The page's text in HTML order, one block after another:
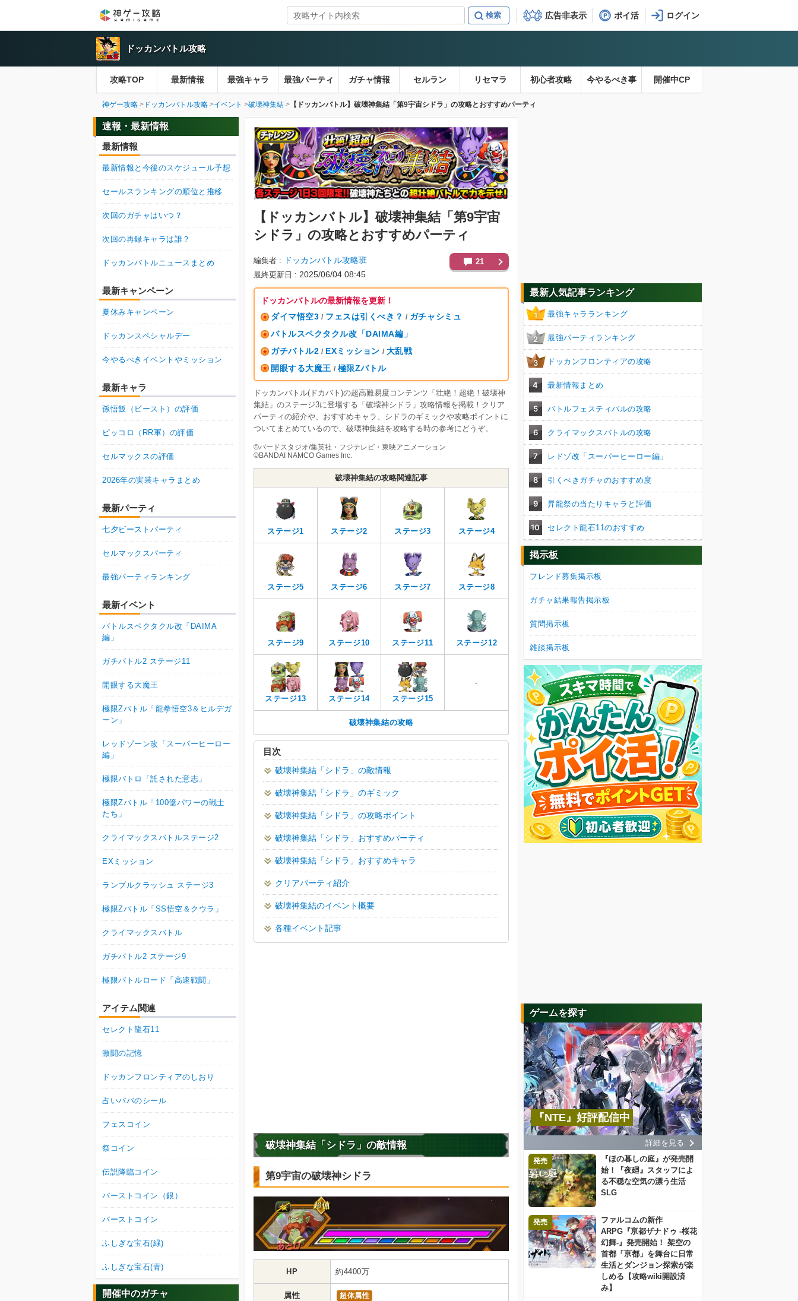
広告非表示 ポイ活
ドッカンバトル攻略
攻略TOP 最新情報 最強キャラ 最強パーティ ガチャ情報 セルラン リセマラ 初心者攻略 今やるべき事 開催中CP
神ゲー攻略 ドッカンバトル攻略 イベント 破壊神集結 【ドッカンバトル】破壊神集結「第9宇宙シドラ」の攻略とおすすめパーティ
【ドッカンバトル】破壊神集結「第9宇宙
シドラ」の攻略とおすすめパーティ
編集者 ドッカンバトル攻略班
最終更新日 2025/06/04 08:45
21
ドッカンバトルの最新情報を更新！
ダイマ悟空3 / フェスは引くべき？ / ガチャシミュ
バトルスペクタクル改「DAIMA編」
ガチバトル2 / EXミッション / 大乱戦
開眼する大魔王 / 極限Zバトル
ドッカンバトル(ドカバト)の超高難易度コンテンツ「壮絶！超絶！破壊神
集結」のステージ3に登場する「破壊神シドラ」攻略情報を掲載！クリア
パーティの紹介や、おすすめキャラ、シドラのギミックや攻略ポイントに
ついてまとめているので、破壊神集結を攻略する時の参考にどうぞ。
©︎バードスタジオ/集英社・フジテレビ・東映アニメーション
©︎BANDAI NAMCO Games Inc.
破壊神集結の攻略関連記事
ステージ1 ステージ2 ステージ3 ステージ4
ステージ5 ステージ6 ステージ7 ステージ8
ステージ9 ステージ10 ステージ11 ステージ12
ステージ13 ステージ14 ステージ15
-
破壊神集結の攻略
目次
破壊神集結「シドラ」の敵情報
破壊神集結「シドラ」のギミック
破壊神集結「シドラ」の攻略ポイント
破壊神集結「シドラ」おすすめパーティ
破壊神集結「シドラ」おすすめキャラ
クリアパーティ紹介
破壊神集結のイベント概要
各種イベント記事
破壊神集結「シドラ」の敵情報
第9宇宙の破壊神シドラ
HP 約4400万
属性 超体属性
最新人気記事ランキング
1 最強キャラランキング
2 最強パーティランキング
3 ドッカンフロンティアの攻略
4 最新情報まとめ
5 バトルフェスティバルの攻略
6 クライマックスバトルの攻略
7 レドゾ改「スーパーヒーロー編」
8 引くべきガチャのおすすめ度
9 昇龍祭の当たりキャラと評価
10 セレクト龍石11のおすすめ
掲示板
フレンド募集掲示板
ガチャ結果報告掲示板
質問掲示板
雑談掲示板
ゲームを探す
『NTE』好評配信中
詳細を見る
発売
『ほの暮しの庭』が発売開
始！『夜廻』スタッフによ
る不穏な空気の漂う生活
SLG
発売
ファルコムの新作
ARPG『亰都ザナドゥ -桜花
幻舞-』発売開始！ 架空の
首都「亰都」を舞台に日常
生活とダンジョン探索が楽
しめる【攻略wiki開設済
み】
速報・最新情報
最新情報
最新情報と今後のスケジュール予想
セールスランキングの順位と推移
次回のガチャはいつ？
次回の再録キャラは誰？
ドッカンバトルニュースまとめ
最新キャンペーン
夏休みキャンペーン
ドッカンスペシャルデー
今やるべきイベントやミッション
最新キャラ
孫悟飯（ビースト）の評価
ピッコロ（RR軍）の評価
セルマックスの評価
2026年の実装キャラまとめ
最新パーティ
七夕ビーストパーティ
セルマックスパーティ
最強パーティランキング
最新イベント
バトルスペクタクル改「DAIMA
編」
ガチバトル2 ステージ11
開眼する大魔王
極限Zバトル「龍拳悟空3＆ヒルデガ
ーン」
レッドゾーン改「スーパーヒーロー
編」
極限バトロ「託された意志」
極限Zバトル「100億パワーの戦士
たち」
クライマックスバトルステージ2
EXミッション
ランブルクラッシュ ステージ3
極限Zバトル「SS悟空＆クウラ」
クライマックスバトル
ガチバトル2 ステージ9
極限バトルロード「高速戦闘」
アイテム関連
セレクト龍石11
激闘の記憶
ドッカンフロンティアのしおり
占いババのシール
フェスコイン
祭コイン
伝説降臨コイン
バーストコイン（銀）
バーストコイン
ふしぎな宝石(緑)
ふしぎな宝石(青)
開催中のガチャ